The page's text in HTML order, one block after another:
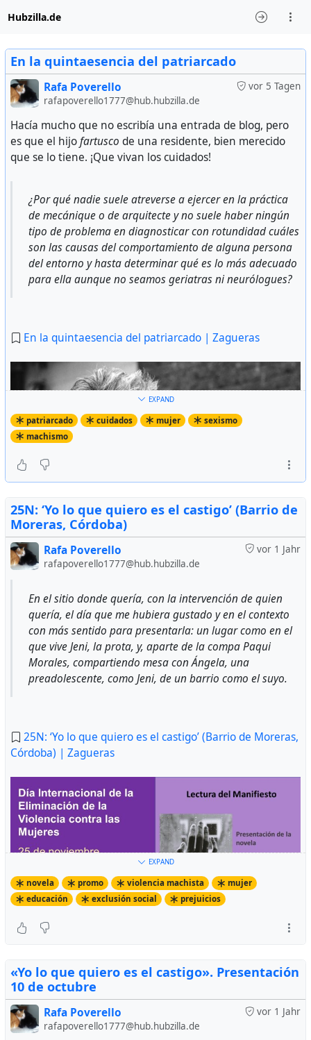
Hubzilla.de
En la quintaesencia del patriarcado
vor 5 Tagen
Rafa Poverello
rafapoverello1777@hub.hubzilla.de
Hacía mucho que no escribía una entrada de blog, pero
es que el hijofartusco de una residente, bien merecido
que se lo tiene. ¡Que vivan los cuidados!
¿Por qué nadie suele atreverse a ejercer en la práctica
de mecánique o de arquitecte y no suele haber ningún
tipo de problema en diagnosticar con rotundidad cuáles
son las causas del comportamiento de alguna persona
del entorno y hasta determinar qué es lo más adecuado
para ella aunque no seamos geriatras ni neurólogues?
En la quintaesencia del patriarcado | Zagueras
EXPAND
patriarcado cuidados mujer
sexismo
machismo
25N: ‘Yo lo que quiero es el castigo’ (Barrio de
Moreras, Córdoba)
vor 1 Jahr
Rafa Poverello
rafapoverello1777@hub.hubzilla.de
En el sitio donde quería, con la intervención de quien
quería, el día que me hubiera gustado y en el contexto
con más sentido para presentarla: un lugar como en el
que vive Jeni, la prota, y, aparte de la compa Paqui
Morales, compartiendo mesa con Ángela, una
preadolescente, como Jeni, de un barrio como el suyo.
25N: ‘Yo lo que quiero es el castigo’ (Barrio de Moreras,
Córdoba) | Zagueras
EXPAND
novela promo violencia machista
mujer
educación
exclusión social prejuicios
«Yo lo que quiero es el castigo». Presentación
10 de octubre
vor 1 Jahr
Rafa Poverello
rafapoverello1777@hub.hubzilla.de